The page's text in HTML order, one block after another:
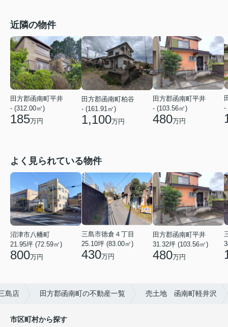
近隣の物件
田方郡函南町平井
- (312.00㎡)
185万円
田方郡函南町柏谷
- (161.91㎡)
1,100万円
田方郡函南町平井
- (103.56㎡)
480万円
-
よく見られている物件
沼津市八幡町
21.95坪 (72.59㎡)
800万円
三島市徳倉４丁目
25.10坪 (83.00㎡)
430万円
田方郡函南町平井
31.32坪 (103.56㎡)
480万円
島店 田方郡函南町の不動産一覧 売土地 函南町軽井沢
市区町村から探す